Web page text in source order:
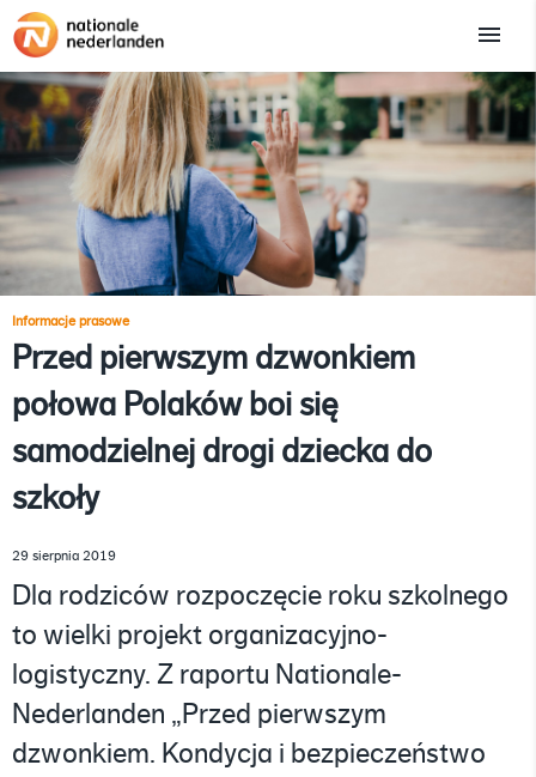
Informacje prasowe
Przed pierwszym dzwonkiem
połowa Polaków boi się
samodzielnej drogi dziecka do
szkoły
29 sierpnia 2019
Dla rodziców rozpoczęcie roku szkolnego
to wielki projekt organizacyjno-
logistyczny. Z raportu Nationale-
Nederlanden „Przed pierwszym
dzwonkiem. Kondycja i bezpieczeństwo